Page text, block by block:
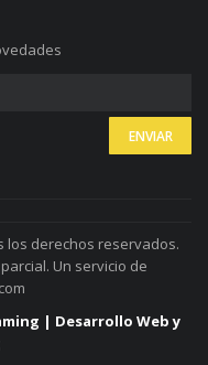
los derechos reservados.
Un servicio de
| Desarrollo Web y